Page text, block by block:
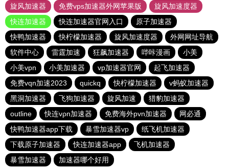
旋风加速器
免费vps加速器外网苹果版
旋风加速度器
快连加速器
快连加速器官网入口
原子加速器
快鸭加速器
快柠檬加速器 旋风加速度器
外网网址导航
软件中心
雷霆加速 狂飙加速器 哔咔漫画
小美
小美vpn
小美加速器 vp加速器官网
起飞加速器
免费vqn加速2023
quickq 快柠檬加速器
v蚂蚁加速器
黑洞加速器
飞狗加速器 旋风加速
猎豹加速器
outline
快连vρn加速器 免费海外pvn加速器
网必通
快鸭加速器app下载
暴雪加速器vp
纸飞机加速器
下载原子加速器
快连加速器app
飞机加速器
暴雪加速器
加速器哪个好用